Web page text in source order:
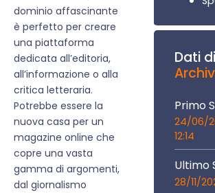
dominio affascinante
è perfetto per creare
una piattaforma
dedicata all’editoria,
all’informazione o alla
critica letteraria.
Potrebbe essere la
nuova casa per un
magazine online che
copre una vasta
gamma di argomenti,
dal giornalismo
Dati di
Primo
24/06/
12:14
Ultimo
28/11/